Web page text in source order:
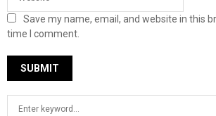
Save my name, email, and website in this
time I comment.